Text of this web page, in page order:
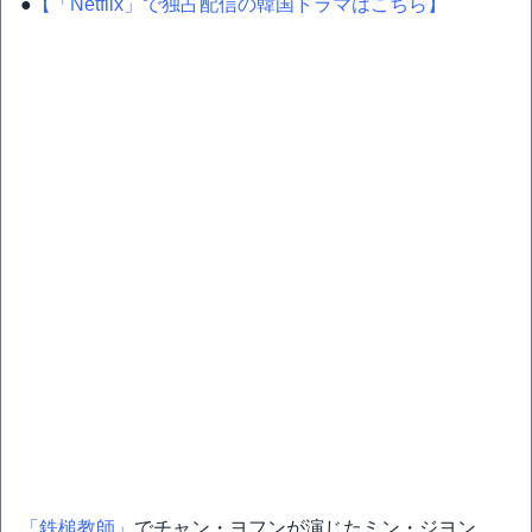
● 【「Netflix」で独占配信の韓国ドラマはこちら】
「鉄槌教師」 でチャン・ヨフンが演じたミン・ジヨン